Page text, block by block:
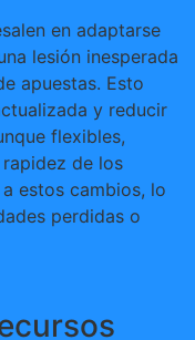
en adaptarse
lesión inesperada
apuestas. Esto
y reducir
flexibles,
de los
estos cambios, lo
perdidas o